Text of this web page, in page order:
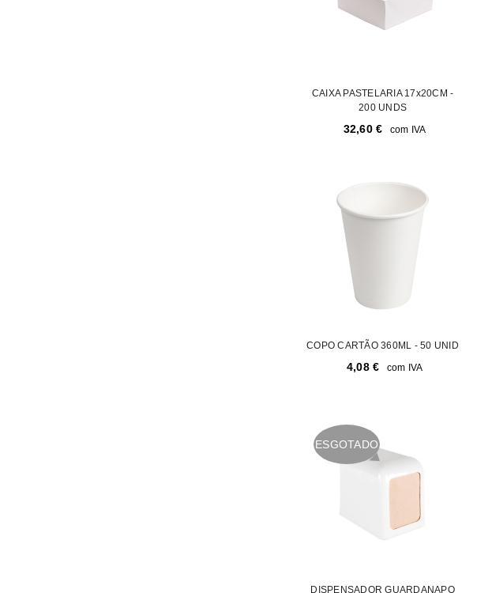
CAIXA PASTELARIA 17x20CM -
200 UNDS
32,60€ com IVA
COPO CARTÃO 360ML - 50 UNID
4,08 € com IVA
ESGOTADO
DISPENSADOR GUARDANAPO